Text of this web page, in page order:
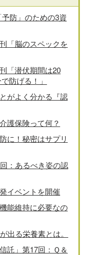
防」のための3資
「脳のスペックを
「潜伏期間は20
防げる！」
がよく分かる『認
護保険って何？
に！秘密はサプリ
：あるべき姿の認
イベントを開催
能維持に必要なの
出る栄養素とは。
託」第17回：Ｑ＆